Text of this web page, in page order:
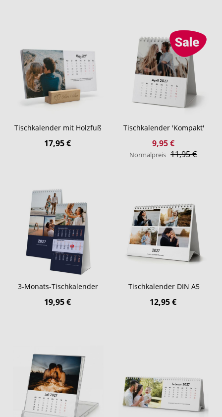
Tischkalender mit Holzfuß
17,95 €
Tischkalender 'Kompakt'
Sonderangebot
9,95 €
Normalpreis 11,95 €
3-Monats-Tischkalender
19,95 €
Tischkalender DIN A5
12,95 €